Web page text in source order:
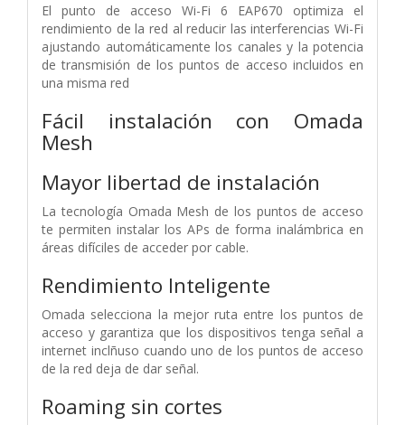
El punto de acceso Wi-Fi 6 EAP670 optimiza el
rendimiento de la red al reducir las interferencias Wi-Fi
ajustando automáticamente los canales y la potencia
de transmisión de los puntos de acceso incluidos en
una misma red
Fácil instalación con Omada
Mesh
Mayor libertad de instalación
La tecnología Omada Mesh de los puntos de acceso
te permiten instalar los APs de forma inalámbrica en
áreas difíciles de acceder por cable.
Rendimiento Inteligente
Omada selecciona la mejor ruta entre los puntos de
acceso y garantiza que los dispositivos tenga señal a
internet inclñuso cuando uno de los puntos de acceso
de la red deja de dar señal.
Roaming sin cortes